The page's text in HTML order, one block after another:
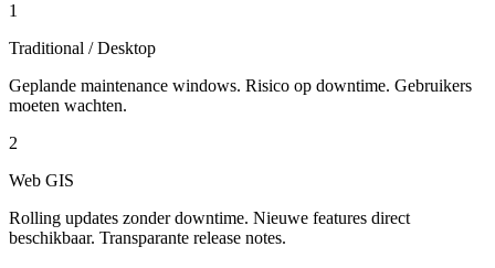
1
Traditional / Desktop
Geplande maintenance windows. Risico op downtime. Gebruikers
moeten wachten.
2
Web GIS
Rolling updates zonder downtime. Nieuwe features direct
beschikbaar. Transparante release notes.